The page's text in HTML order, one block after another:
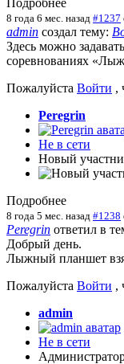
8 года 6 мес. назад #1237
admin создал тему:
Здесь можно
соревнованиях
Пожалуйста Войти ,
Peregrin
Не в сети
Новый
Подробнее
8 года 5 мес. назад #1238
Peregrin ответил в
Добрый день.
Лыжный планшет
Пожалуйста Войти ,
admin
Не в сети